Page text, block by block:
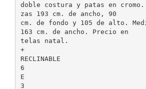
doble costura y patas en
zas 193 cm. de ancho, 90
cm. de fondo y 105 de alto.
163 cm. de ancho. Precio en
telas natal.
+
RECLINABLE
6
E
3